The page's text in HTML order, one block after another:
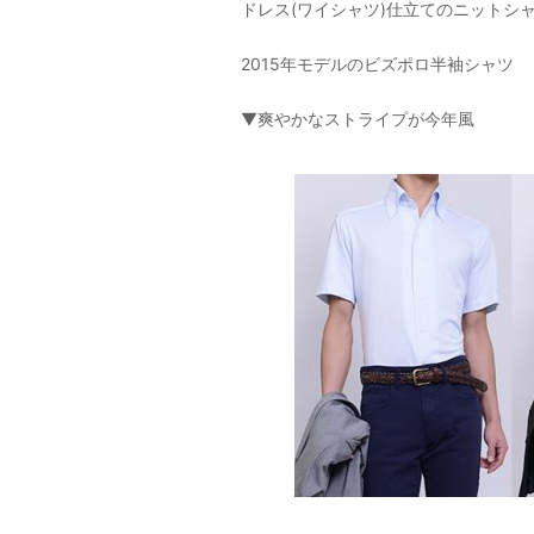
ドレス(ワイシャツ)仕立てのニットシ
2015年モデルのビズポロ半袖シャツ
▼爽やかなストライプが今年風